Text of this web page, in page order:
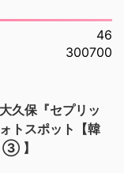
46
300700
久保『セプリッ
トスポット【韓
③ 】